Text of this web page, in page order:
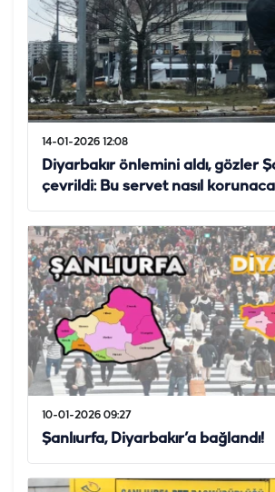
14-01-2026 12:08
Diyarbakır önlemini aldı, gözler
çevrildi: Bu servet nasıl
10-01-2026 09:27
Şanlıurfa, Diyarbakır’a bağlandı!